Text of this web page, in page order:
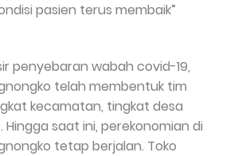
pasien terus membaik”
penyebaran wabah covid-19,
telah membentuk tim
kecamatan, tingkat desa
Hingga saat ini, perekonomian di
tetap berjalan. Toko